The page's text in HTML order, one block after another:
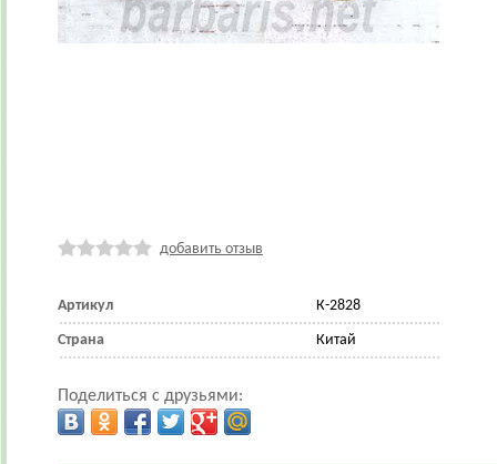
добавить отзыв
Артикул К-2828
Страна Китай
Поделиться с друзьями: